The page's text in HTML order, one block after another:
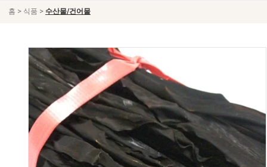
홈 > 식품 > 수산물/건어물